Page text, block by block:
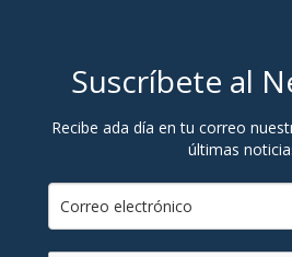
Suscríbete al
Recibe ada día en tu correo
últimas